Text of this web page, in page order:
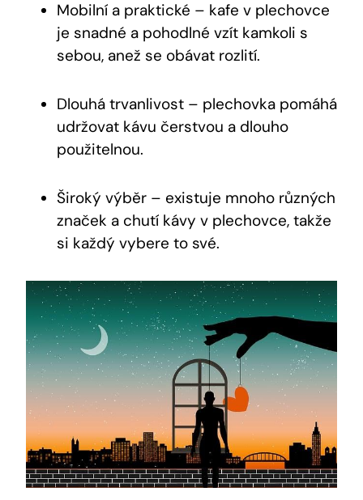
Mobilní a praktické – kafe v plechovce
je snadné a pohodlné vzít kamkoli s
sebou, anež se obávat rozlití.
Dlouhá trvanlivost – plechovka pomáhá
udržovat kávu čerstvou a dlouho
použitelnou.
Široký výběr – existuje mnoho různých
značek a chutí kávy v plechovce, takže
si každý vybere to své.